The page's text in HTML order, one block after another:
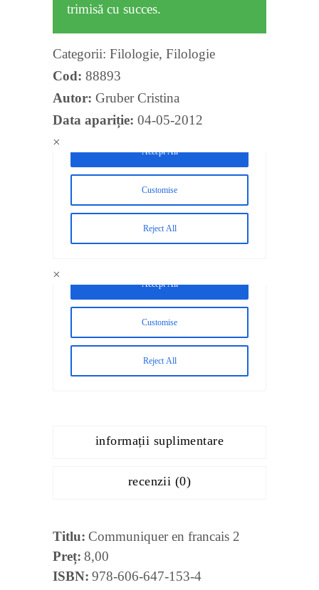
trimisă cu succes.
Categorii: Filologie, Filologie
Cod: 88893
Autor: Gruber Cristina
Data apariție: 04-05-2012
×
×
informații suplimentare
recenzii (0)
Titlu Communiquer en francais 2
Preț 8,00
ISBN 978-606-647-153-4